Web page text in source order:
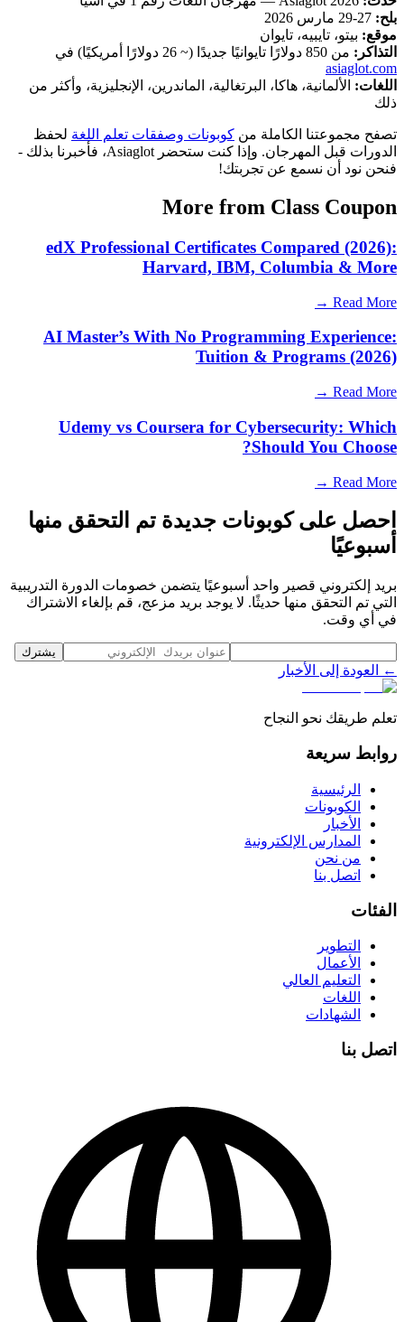
بلح:
موقع: بيتو، تايبيه، تايوان
التذاكر: من 850 دولارًا تايوانيًا جديدًا (~ 26 دولارًا أمريكيًا) في
asiaglot.com
اللغات: الألمانية، هاكا، البرتغالية، الماندرين، الإنجليزية، وأكثر من
ذلك
تصفح مجموعتنا الكاملة من كوبونات وصفقات تعلم اللغة لحفظ
الدورات قبل المهرجان. وإذا كنت ستحضر Asiaglot، فأخبرنا بذلك -
فنحن نود أن نسمع عن تجربتك!
More from Class Coupon
edX Professional Certificates Compared (2026):
Harvard, IBM, Columbia & More
Read More →
AI Master’s With No Programming Experience:
Tuition & Programs (2026)
Read More →
Udemy vs Coursera for Cybersecurity: Which
Should You Choose?
Read More →
احصل على كوبونات جديدة تم التحقق منها
أسبوعيًا
بريد إلكتروني قصير واحد أسبوعيًا يتضمن خصومات الدورة التدريبية
التي تم التحقق منها حديثًا. لا يوجد بريد مزعج، قم بإلغاء الاشتراك
في أي وقت.
يشترك
← العودة إلى الأخبار
تعلم طريقك نحو النجاح
روابط سريعة
الرئيسية
الكوبونات
الأخبار
المدارس الإلكترونية
من نحن
اتصل بنا
الفئات
التطوير
الأعمال
التعليم العالي
اللغات
الشهادات
اتصل بنا